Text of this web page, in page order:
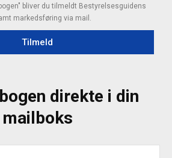
bliver du tilmeldt Bestyrelsesguidens
markedsføring via mail.
Tilmeld
direkte i din
mailboks